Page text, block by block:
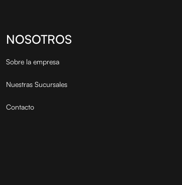
NOSOTROS
Sobre la empresa
Nuestras Sucursales
Contacto